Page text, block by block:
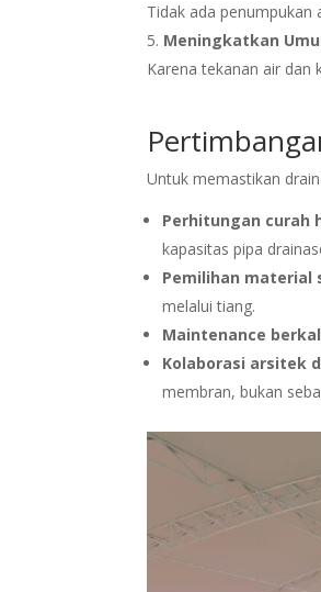
Tidak ada
Meningkatkan
Karena tekanan air dan
Untuk memastikan
Perhitungan curah
kapasitas pipa
Pemilihan material
melalui tiang.
Maintenance
Kolaborasi arsitek
membran, bukan